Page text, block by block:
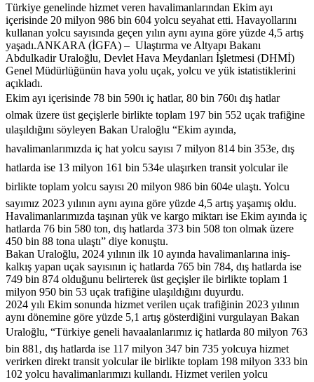
Türkiye genelinde hizmet veren havalimanlarından Ekim ayı
içerisinde 20 milyon 986 bin 604 yolcu seyahat etti. Havayollarını
kullanan yolcu sayısında geçen yılın aynı ayına göre yüzde 4,5 artış
yaşadı.ANKARA (İGFA) – Ulaştırma ve Altyapı Bakanı
Abdulkadir Uraloğlu, Devlet Hava Meydanları İşletmesi (DHMİ)
Genel Müdürlüğünün hava yolu uçak, yolcu ve yük istatistiklerini
açıkladı.
Ekim ayı içerisinde 78 bin 590ı iç hatlar, 80 bin 760ı dış hatlar
olmak üzere üst geçişlerle birlikte toplam 197 bin 552 uçak trafiğine
ulaşıldığını söyleyen Bakan Uraloğlu “Ekim ayında,
havalimanlarımızda iç hat yolcu sayısı 7 milyon 814 bin 353e, dış
hatlarda ise 13 milyon 161 bin 534e ulaşırken transit yolcular ile
birlikte toplam yolcu sayısı 20 milyon 986 bin 604e ulaştı. Yolcu
sayımız 2023 yılının aynı ayına göre yüzde 4,5 artış yaşamış oldu.
Havalimanlarımızda taşınan yük ve kargo miktarı ise Ekim ayında iç
hatlarda 76 bin 580 ton, dış hatlarda 373 bin 508 ton olmak üzere
450 bin 88 tona ulaştı” diye konuştu.
Bakan Uraloğlu, 2024 yılının ilk 10 ayında havalimanlarına iniş-
kalkış yapan uçak sayısının iç hatlarda 765 bin 784, dış hatlarda ise
749 bin 874 olduğunu belirterek üst geçişler ile birlikte toplam 1
milyon 950 bin 53 uçak trafiğine ulaşıldığını duyurdu.
2024 yılı Ekim sonunda hizmet verilen uçak trafiğinin 2023 yılının
aynı dönemine göre yüzde 5,1 artış gösterdiğini vurgulayan Bakan
Uraloğlu, “Türkiye geneli havaalanlarımız iç hatlarda 80 milyon 763
bin 881, dış hatlarda ise 117 milyon 347 bin 735 yolcuya hizmet
verirken direkt transit yolcular ile birlikte toplam 198 milyon 333 bin
102 yolcu havalimanlarımızı kullandı. Hizmet verilen yolcu